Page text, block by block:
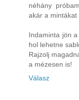
néhány
akár a mintákat
Indaminta jön
hol lehetne
Rajzolj
a mézesen is!
Válasz